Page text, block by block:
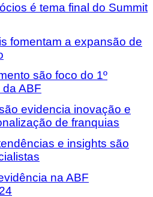
é tema final do Summit
fomentam a expansão de
são foco do 1º
ABF
evidencia inovação e
de franquias
e insights são
na ABF